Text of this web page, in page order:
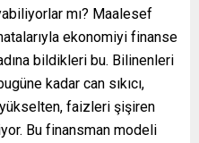
mı? Maalesef
ekonomiyi finanse
bildikleri bu. Bilinenleri
kadar can sıkıcı,
faizleri şişiren
Bu finansman modeli